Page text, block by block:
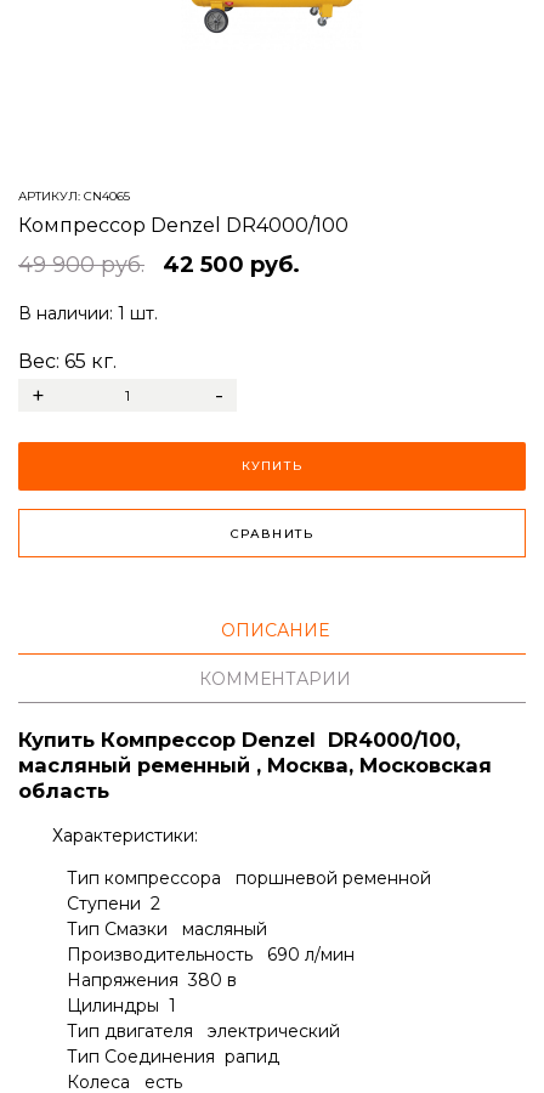
АРТИКУЛ: CN4065
Компрессор Denzel DR4000/100
49 900 руб. 42 500 руб.
В наличии: 1 шт.
Вес: 65 кг.
+ -
КУПИТЬ
СРАВНИТЬ
ОПИСАНИЕ
КОММЕНТАРИИ
Купить Компрессор Denzel DR4000/100,
масляный ременный , Москва, Московская
область
Характеристики:
Тип компрессора поршневой ременной
Ступени 2
Тип Смазки масляный
Производительность 690 л/мин
Напряжения 380 в
Цилиндры 1
Тип двигателя электрический
Тип Соединения рапид
Колеса есть